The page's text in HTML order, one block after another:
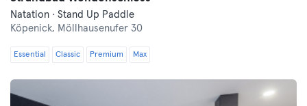
Natation · Stand Up Paddle
Köpenick, Möllhausenufer 30
Essential Classic Premium Max